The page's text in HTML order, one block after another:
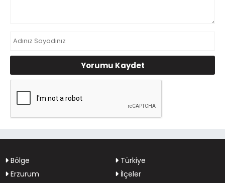
Yorumu Kaydet
Bölge
Türkiye
Erzurum
İlçeler